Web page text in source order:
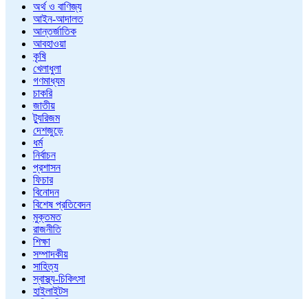
অর্থ ও বাণিজ্য
আইন-আদালত
আন্তর্জাতিক
আবহাওয়া
কৃষি
খেলাধুলা
গণমাধ্যম
চাকরি
জাতীয়
ট্যুরিজম
দেশজুড়ে
ধর্ম
নির্বাচন
প্রশাসন
ফিচার
বিনোদন
বিশেষ প্রতিবেদন
মুক্তমত
রাজনীতি
শিক্ষা
সম্পাদকীয়
সাহিত্য
স্বাস্থ্য-চিকিৎসা
হাইলাইটস